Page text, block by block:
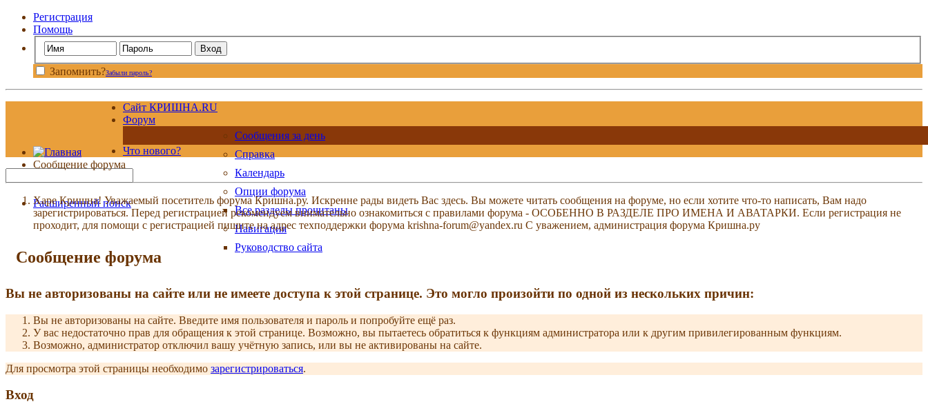
Регистрация
Помощь
Запомнить?Забыли пароль?
Сайт КРИШНА.RU
Форум
Сообщения за день
Справка
Календарь
Опции форума
Все разделы прочитаны
Навигация
Руководство сайта
Что нового?
Расширенный поиск
Сообщение форума
Харе Кришна! Уважаемый посетитель форума Кришна.ру. Искренне рады видеть Вас здесь. Вы можете читать сообщения на форуме, но если хотите что-то написать, Вам надо
зарегистрироваться. Перед регистрацией рекомендуем внимательно ознакомиться с правилами форума - ОСОБЕННО В РАЗДЕЛЕ ПРО ИМЕНА И АВАТАРКИ. Если регистрация не
проходит, для помощи с регистрацией пишите на адрес техподдержки форума krishna-forum@yandex.ru С уважением, администрация форума Кришна.ру
Сообщение форума
Вы не авторизованы на сайте или не имеете доступа к этой странице. Это могло произойти по одной из нескольких причин:
Вы не авторизованы на сайте. Введите имя пользователя и пароль и попробуйте ещё раз.
У вас недостаточно прав для обращения к этой странице. Возможно, вы пытаетесь обратиться к функциям администратора или к другим привилегированным функциям.
Возможно, администратор отключил вашу учётную запись, или вы не активированы на сайте.
Для просмотра этой страницы необходимо зарегистрироваться.
Вход